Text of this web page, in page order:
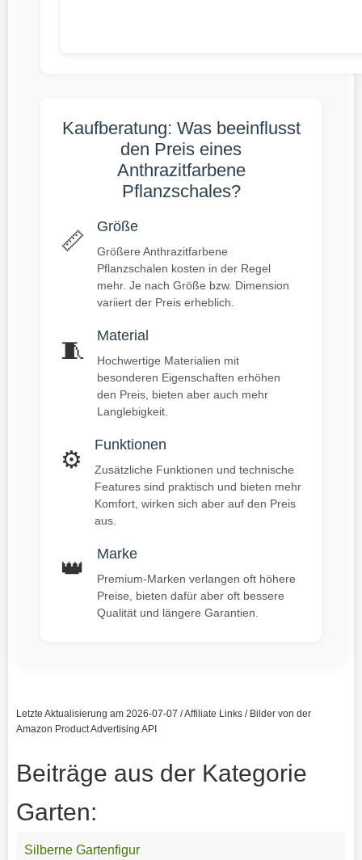
Kaufberatung: Was beeinflusst
den Preis eines
Anthrazitfarbene
Pflanzschales?
📏
Größe
Größere Anthrazitfarbene
Pflanzschalen kosten in der Regel
mehr. Je nach Größe bzw. Dimension
variiert der Preis erheblich.
🧵
Material
Hochwertige Materialien mit
besonderen Eigenschaften erhöhen
den Preis, bieten aber auch mehr
Langlebigkeit.
⚙️
Funktionen
Zusätzliche Funktionen und technische
Features sind praktisch und bieten mehr
Komfort, wirken sich aber auf den Preis
aus.
👑
Marke
Premium-Marken verlangen oft höhere
Preise, bieten dafür aber oft bessere
Qualität und längere Garantien.
Letzte Aktualisierung am 2026-07-07 / Affiliate Links / Bilder von der
Amazon Product Advertising API
Beiträge aus der Kategorie
Garten:
Silberne Gartenfigur